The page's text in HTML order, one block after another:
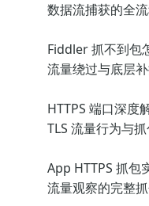
数据流捕获的全
Fiddler 抓不到包
流量绕过与底层
HTTPS 端口深度
TLS 流量行为与
App HTTPS 抓包
流量观察的完整